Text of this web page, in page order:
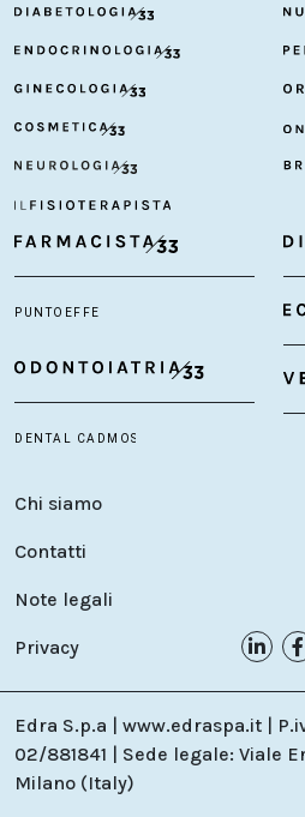
Chi siamo
Contatti
Note legali
Privacy
Edra S.p.a | www.edraspa.it |
02/881841 | Sede legale: Viale
Milano (Italy)